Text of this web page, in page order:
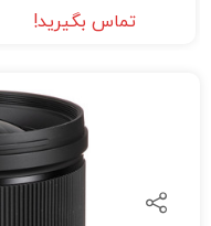
تماس بگیرید!